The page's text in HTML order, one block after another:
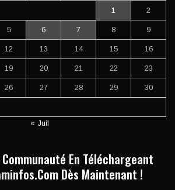
1 2
5 6 7 8 9
12 13 14 15 16
19 20 21 22 23
26 27 28 29 30
« Juil
En Téléchargeant
Dès Maintenant !